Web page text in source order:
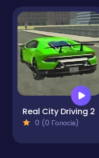
Real City Driving 2
0 (0 Голосів)